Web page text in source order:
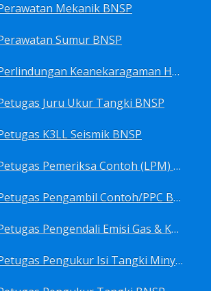
Mekanik BNSP
Sumur BNSP
Sertifikasi Perlindungan Keanekaragaman Hayati BNSP
Juru Ukur Tangki BNSP
K3LL Seismik BNSP
Sertifikasi Petugas Pemeriksa Contoh (LPM) Minyak Mentah BNSP
Sertifikasi Petugas Pengambil Contoh/PPC BNSP
Sertifikasi Petugas Pengendali Emisi Gas & Kebisingan Industri Migas BNSP
Sertifikasi Petugas Pengukur Isi Tangki Minyak Bumi dan Hasil Olahan BNSP